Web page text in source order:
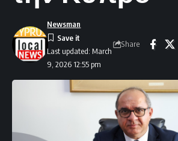
Last updated: March
9, 2026 12:55 pm
Newsman
Share